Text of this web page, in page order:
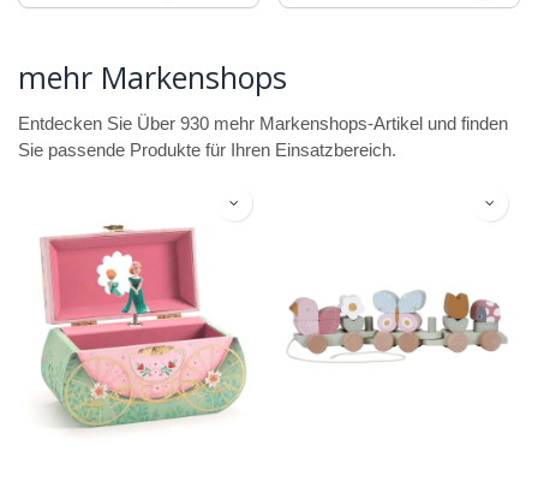
mehr Markenshops
Entdecken Sie Über 930 mehr Markenshops-Artikel und finden
Sie passende Produkte für Ihren Einsatzbereich.